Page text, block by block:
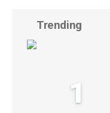
Trending
1